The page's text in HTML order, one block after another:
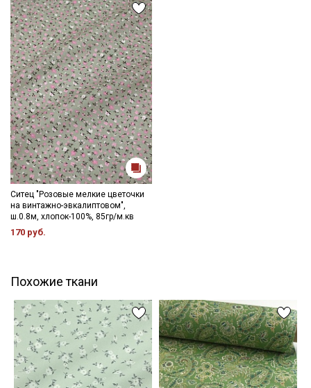
Ситец "Розовые мелкие цветочки
на винтажно-эвкалиптовом",
ш.0.8м, хлопок-100%, 85гр/м.кв
170 руб.
Похожие ткани